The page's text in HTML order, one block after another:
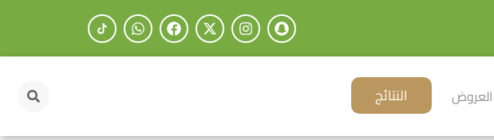
العروض النتائج